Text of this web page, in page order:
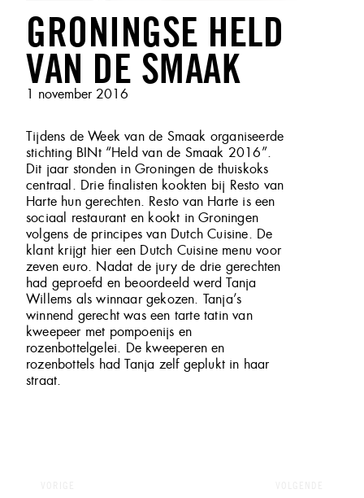
GRONINGSE HELD
VAN DE SMAAK
Geplaatst
1 november 2016
Tijdens de Week van de Smaak organiseerde
stichting BINt “Held van de Smaak 2016”.
Dit jaar stonden in Groningen de thuiskoks
centraal. Drie finalisten kookten bij Resto van
Harte hun gerechten. Resto van Harte is een
sociaal restaurant en kookt in Groningen
volgens de principes van Dutch Cuisine. De
klant krijgt hier een Dutch Cuisine menu voor
zeven euro. Nadat de jury de drie gerechten
had geproefd en beoordeeld werd Tanja
Willems als winnaar gekozen. Tanja’s
winnend gerecht was een tarte tatin van
kweepeer met pompoenijs en
rozenbottelgelei. De kweeperen en
rozenbottels had Tanja zelf geplukt in haar
straat.